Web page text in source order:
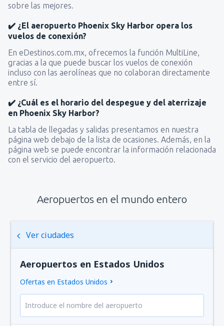
sobre las mejores.
✔️ ¿El aeropuerto Phoenix Sky Harbor opera los
vuelos de conexión?
En eDestinos.com.mx, ofrecemos la función MultiLine,
gracias a la que puede buscar los vuelos de conexión
incluso con las aerolíneas que no colaboran directamente
entre sí.
✔️ ¿Cuál es el horario del despegue y del aterrizaje
en Phoenix Sky Harbor?
La tabla de llegadas y salidas presentamos en nuestra
página web debajo de la lista de ocasiones. Además, en la
página web se puede encontrar la información relacionada
con el servicio del aeropuerto.
Aeropuertos en el mundo entero
Ver ciudades
Aeropuertos en Estados Unidos
Ofertas en Estados Unidos